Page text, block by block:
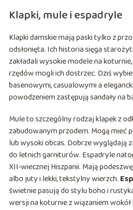
Klapki, mule i espadryle
Klapki damskie mają paski tylko z
odsłonięta. Ich historia sięga
zakładali wysokie modele na
rzędów mogli ich dostrzec. Dziś
basenowymi, casualowymi a
powodzeniem zastępują sandały na
Mule to szczególny rodzaj klapek z
zabudowanym przodem. Mogą mieć
lub wysoki obcas. Dobrze wyglądają
do letnich garniturów. Espadryle
XII‑wiecznej Hiszpanii. Mają
albo juty i lekki, tekstylny wierzch.
świetnie pasują do stylu boho i
wersji na koturnie z wiązaniem wokół